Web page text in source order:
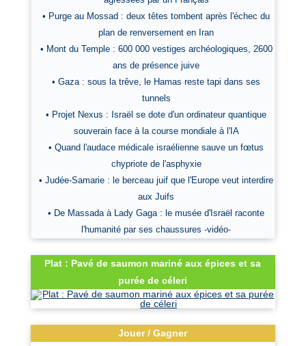
• Purge au Mossad : deux têtes tombent après l'échec du
plan de renversement en Iran
• Mont du Temple : 600 000 vestiges archéologiques, 2600
ans de présence juive
• Gaza : sous la trêve, le Hamas reste tapi dans ses
tunnels
• Projet Nexus : Israël se dote d'un ordinateur quantique
souverain face à la course mondiale à l'IA
• Quand l'audace médicale israélienne sauve un fœtus
chypriote de l'asphyxie
• Judée-Samarie : le berceau juif que l'Europe veut interdire
aux Juifs
• De Massada à Lady Gaga : le musée d'Israël raconte
l'humanité par ses chaussures -vidéo-
Plat : Pavé de saumon mariné aux épices et sa
purée de céleri
Jouer / Gagner